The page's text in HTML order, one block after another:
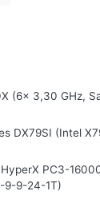
(6x 3,30 GHz,
DX79SI (Intel
PC3-
9-9-24-1T)